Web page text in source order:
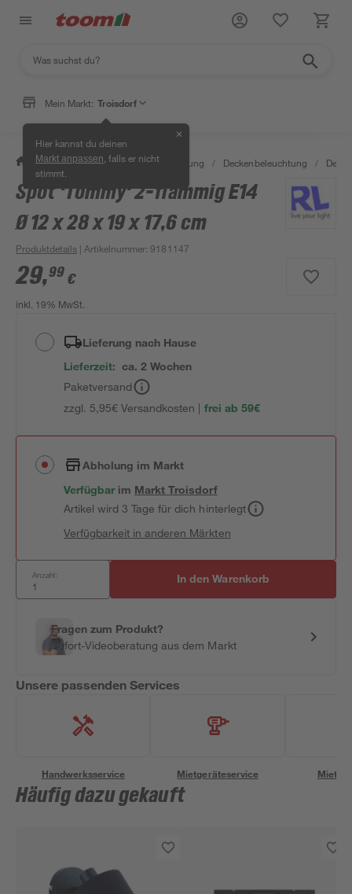
Mein Markt: Troisdorf
Hier kannst du deinen
Markt anpassen , falls er nicht
stimmt.
✕
/ Wohnen & Haushalt / Beleuchtung / Deckenbeleuchtung /
Spot 'Tommy' 2-flammig E14
Ø 12 x 28 x 19 x 17,6 cm
Produktdetails | Artikelnummer:9181147
29,99 €
inkl. 19% MwSt.
Lieferung nach Hause
Lieferzeit: ca. 2 Wochen
Paketversand
zzgl. 5,95€ Versandkosten | frei ab 59€
Abholung im Markt
Verfügbar im MarktTroisdorf
Artikel wird 3 Tage für dich hinterlegt
Verfügbarkeit in anderen Märkten
Anzahl: In den Warenkorb
Fragen zum Produkt?
Sofort-Videoberatung aus dem Markt
Unsere passenden Services
Handwerksservice Mietgeräteservice
Häufig dazu gekauft